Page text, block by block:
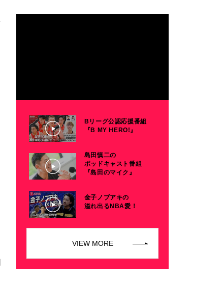
Bリーグ公認応援番組
『B MY HERO!』
島田慎二の
ポッドキャスト番組
『島田のマイク』
金子ノブアキの
溢れ出るNBA愛！
VIEW MORE